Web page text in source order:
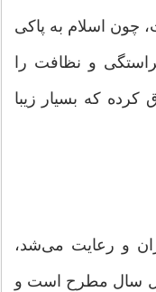
اسلام به پاکی
و نظافت را
کرده که بسیار زیبا
و رعایت می‌شد،
سال مطرح است و